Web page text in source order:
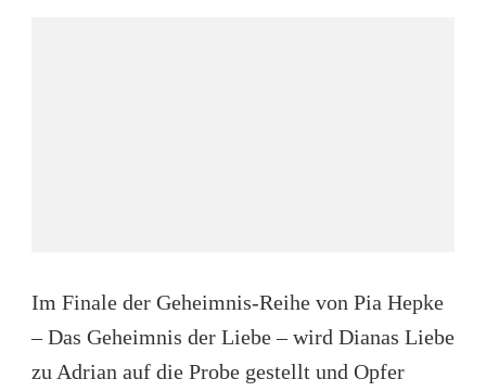
Im Finale der Geheimnis-Reihe von Pia Hepke
– Das Geheimnis der Liebe – wird Dianas Liebe
zu Adrian auf die Probe gestellt und Opfer